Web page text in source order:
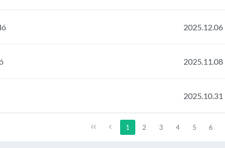
2025.12.06
2025.11.08
2025.10.31
1 2 3 4 5 6